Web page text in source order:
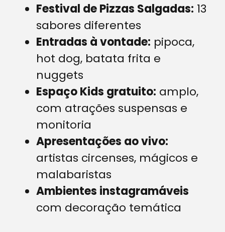
Festival de Pizzas Salgadas: 13
sabores diferentes
Entradas à vontade: pipoca,
hot dog, batata frita e
nuggets
Espaço Kids gratuito: amplo,
com atrações suspensas e
monitoria
Apresentações ao vivo:
artistas circenses, mágicos e
malabaristas
Ambientes instagramáveis
com decoração temática